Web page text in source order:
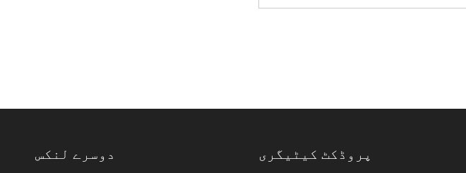
پروڈکٹ کیٹیگری دوسرے لنکس